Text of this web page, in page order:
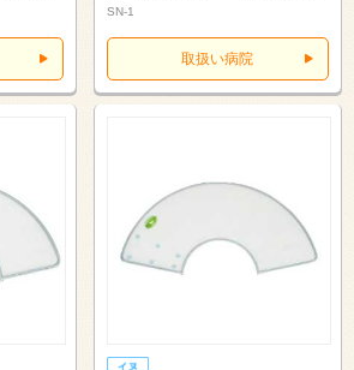
SN-1
取扱い病院